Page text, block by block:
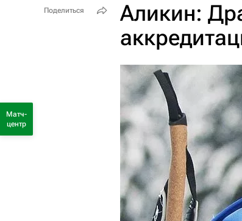
Аликин:
Поделиться
Матч-
центр